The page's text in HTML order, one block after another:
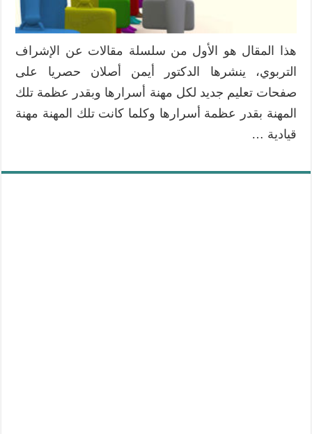
هذا المقال هو الأول من سلسلة مقالات عن الإشراف
التربوي، ينشرها الدكتور أيمن أصلان حصريا على
صفحات تعليم جديد لكل مهنة أسرارها وبقدر عظمة تلك
المهنة بقدر عظمة أسرارها وكلما كانت تلك المهنة مهنة
قيادية …